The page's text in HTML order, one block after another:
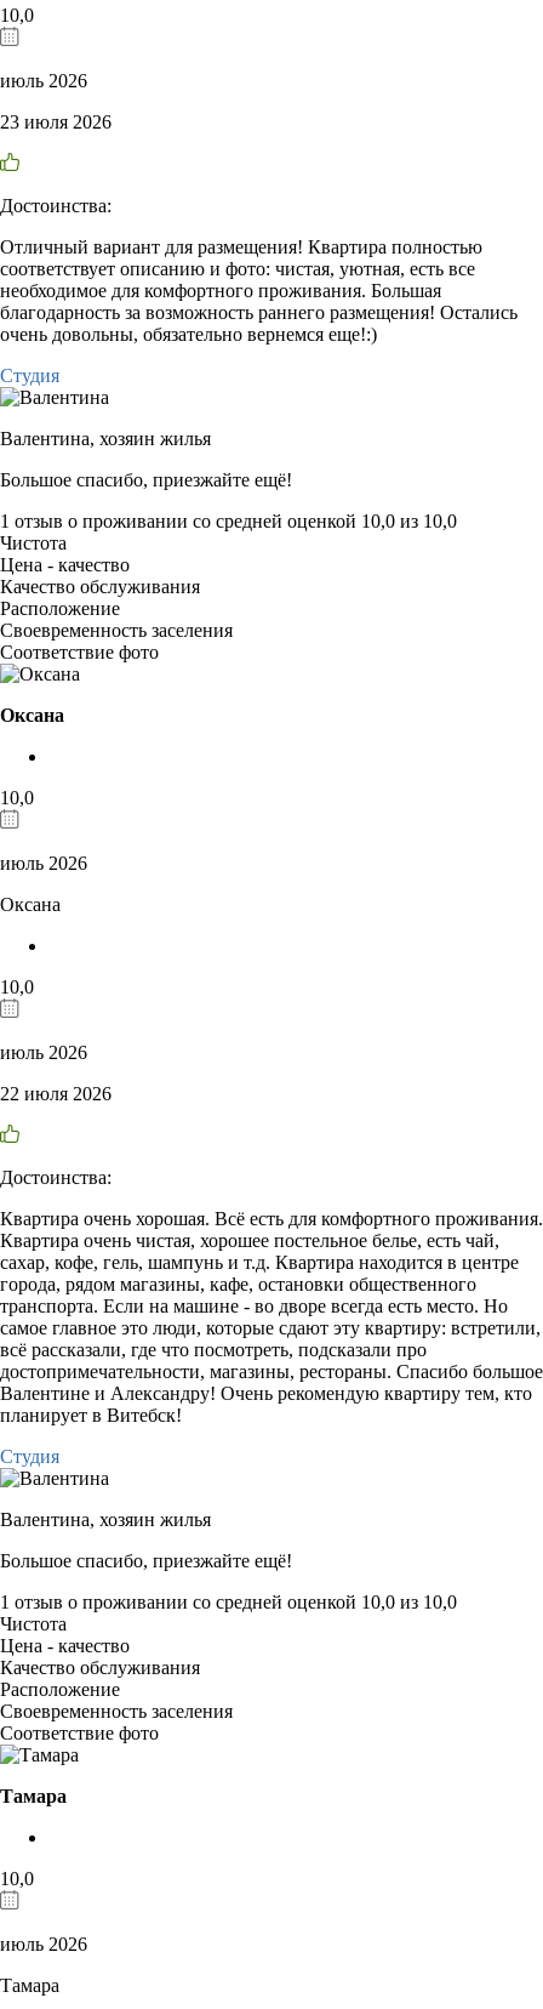
10,0
июль 2026
23 июля 2026
Достоинства:
Отличный вариант для размещения! Квартира полностью
соответствует описанию и фото: чистая, уютная, есть все
необходимое для комфортного проживания. Большая
благодарность за возможность раннего размещения! Остались
очень довольны, обязательно вернемся еще!:)
Студия
Валентина, хозяин жилья
Большое спасибо, приезжайте ещё!
1 отзыв о проживании со средней оценкой 10,0 из 10,0
Чистота
Цена - качество
Качество обслуживания
Расположение
Своевременность заселения
Соответствие фото
Оксана
10,0
июль 2026
Оксана
10,0
июль 2026
22 июля 2026
Достоинства:
Квартира очень хорошая. Всё есть для комфортного проживания.
Квартира очень чистая, хорошее постельное белье, есть чай,
сахар, кофе, гель, шампунь и т.д. Квартира находится в центре
города, рядом магазины, кафе, остановки общественного
транспорта. Если на машине - во дворе всегда есть место. Но
самое главное это люди, которые сдают эту квартиру: встретили,
всё рассказали, где что посмотреть, подсказали про
достопримечательности, магазины, рестораны. Спасибо большое
Валентине и Александру! Очень рекомендую квартиру тем, кто
планирует в Витебск!
Студия
Валентина, хозяин жилья
Большое спасибо, приезжайте ещё!
1 отзыв о проживании со средней оценкой 10,0 из 10,0
Чистота
Цена - качество
Качество обслуживания
Расположение
Своевременность заселения
Соответствие фото
Тамара
10,0
июль 2026
Тамара